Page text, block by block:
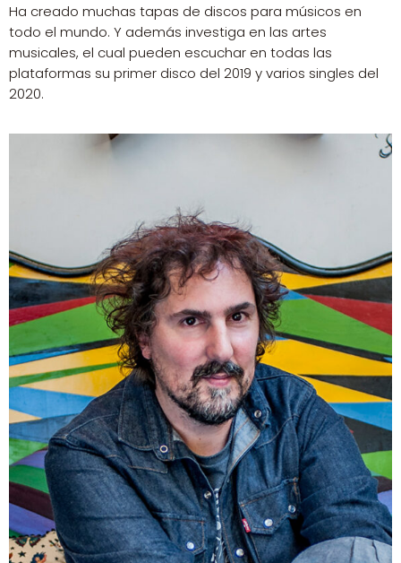
Ha creado muchas tapas de discos para músicos en
todo el mundo. Y además investiga en las artes
musicales, el cual pueden escuchar en todas las
plataformas su primer disco del 2019 y varios singles del
2020.